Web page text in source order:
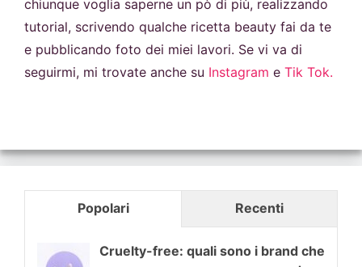
chiunque voglia saperne un pò di più, realizzando
tutorial, scrivendo qualche ricetta beauty fai da te
e pubblicando foto dei miei lavori. Se vi va di
seguirmi, mi trovate anche su Instagram e Tik Tok.
Popolari Recenti
Cruelty-free: quali sono i brand che